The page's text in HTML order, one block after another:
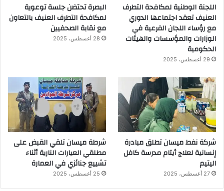
اللجنة الوطنية لمكافحة التطرف
العنيف تعقد اجتماعها الدوري
مع رؤساء اللجان الفرعية في
الوزارات والمؤسسات والهيئات
الحكومية
29 أغسطس، 2025
البصرة تحتضن جلسة توعوية
لمكافحة التطرف العنيف بالتعاون
مع نقابة الصحفيين
28 أغسطس، 2025
شركة نفط ميسان تطلق مبادرة
إنسانية لعلاج أيتام مدرسة كافل
اليتيم
27 أغسطس، 2025
شرطة ميسان تلقي القبض على
مطلقي العيارات النارية أثناء
تشييع جنائزي في العمارة
25 أغسطس، 2025